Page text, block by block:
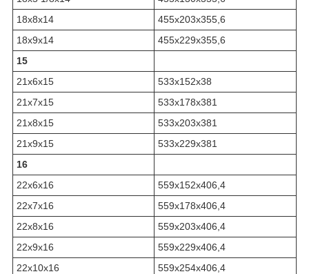
18x8x14
455x203x355,6
18x9x14
455x229x355,6
15
21x6x15
533x152x38
21x7x15
533x178x381
21x8x15
533x203x381
21x9x15
533x229x381
16
22x6x16
559x152x406,4
22x7x16
559x178x406,4
22x8x16
559x203x406,4
22x9x16
559x229x406,4
22x10x16
559x254x406,4